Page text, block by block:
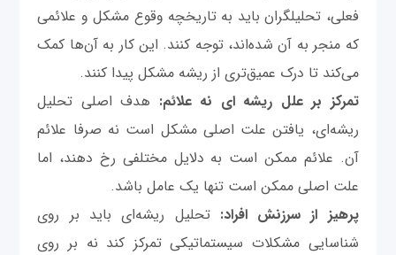
فعلی، تحلیلگران باید به تاریخچه وقوع مشکل و علائمی
که منجر به آن شده‌اند، توجه کنند. این کار به آن‌ها کمک
می‌کند تا درک عمیق‌تری از ریشه مشکل پیدا کنند.
تمرکز بر علل ریشه ای نه علائم: هدف اصلی تحلیل
ریشه‌ای، یافتن علت اصلی مشکل است نه صرفا علائم
آن. علائم ممکن است به دلایل مختلفی رخ دهند، اما
علت اصلی ممکن است تنها یک عامل باشد.
پرهیز از سرزنش افراد:تحلیل ریشه‌ای باید بر روی
شناسایی مشکلات سیستماتیکی تمرکز کند نه بر روی